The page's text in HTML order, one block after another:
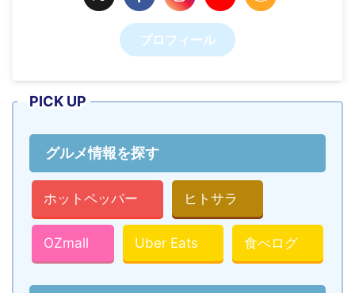
プロフィール
PICK UP
グルメ情報を探す
ホットペッパー ヒトサラ
OZmall Uber Eats 食べログ